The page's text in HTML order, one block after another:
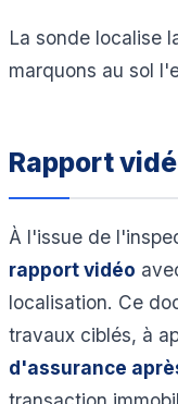
La sonde localise
marquons au sol
Rapport
À l'issue de
rapport vidéo
localisation. Ce
travaux ciblés, à
d'assurance